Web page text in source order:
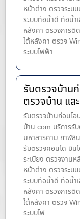
หน้าต่าง​ ตรวจระบ
ระบบท่อน้ำ​ดี ท่อน้ำ​
หลังคา ตรวจการติ
ใต้หลังคา ตรวจ
ระบบไฟฟ้า
รับตรวจบ้าน
ตรวจบ้าน แล
รับตรวจบ้านก่อนโ
บ้าน.com บริการรั
มหาสารคาม กาฬสิ
รับตรวจคอนโด บิน
ระเบียง ตรวจงาน
หน้าต่าง​ ตรวจระบ
ระบบท่อน้ำ​ดี ท่อน้ำ​
หลังคา ตรวจการติ
ใต้หลังคา ตรวจ
ระบบไฟ